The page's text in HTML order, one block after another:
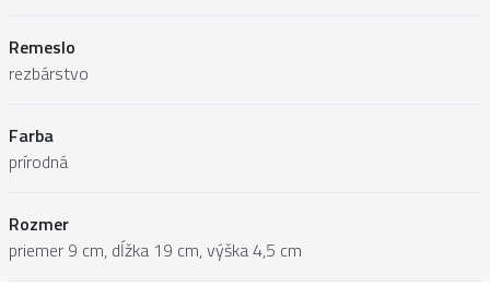
Remeslo
rezbárstvo
Farba
prírodná
Rozmer
priemer 9 cm, dĺžka 19 cm, výška 4,5 cm